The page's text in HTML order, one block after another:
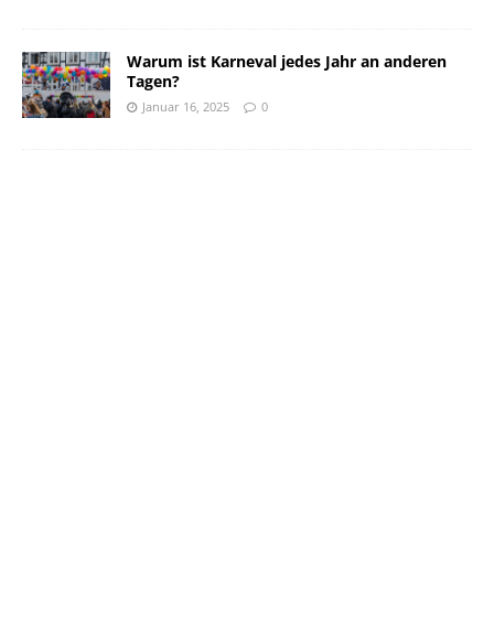
Warum ist Karneval jedes Jahr an anderen
Tagen?
Januar 16, 2025 0